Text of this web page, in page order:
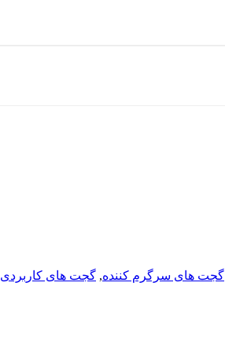
گجت های سرگرم کننده, گجت های کاربردی